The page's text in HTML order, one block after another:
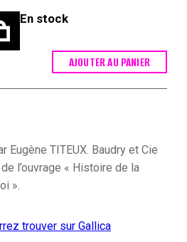
En stock
AJOUTER AU PANIER
Eugène TITEUX. Baudry et Cie
l’ouvrage « Histoire de la
».
trouver sur Gallica